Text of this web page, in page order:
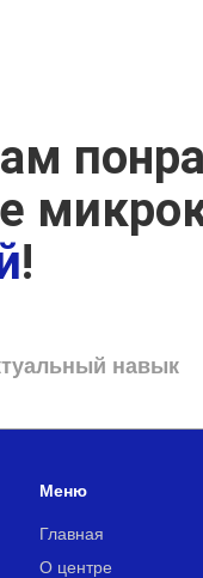
!
навык
Меню
Главная
О центре